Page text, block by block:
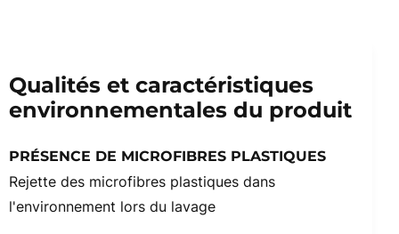
Qualités et caractéristiques
environnementales du produit
PRÉSENCE DE MICROFIBRES PLASTIQUES
Rejette des microfibres plastiques dans
l'environnement lors du lavage